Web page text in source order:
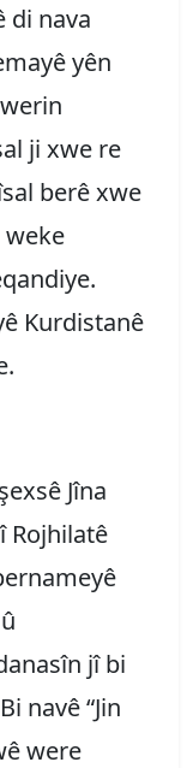
di nava
yên
ji xwe re
berê xwe
weke
Kurdistanê
Jîna
Rojhilatê
jî bi
navê “Jin
were